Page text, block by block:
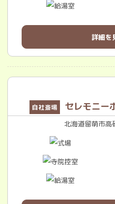
詳細を
自社斎場 セレモニー
北海道留萌市